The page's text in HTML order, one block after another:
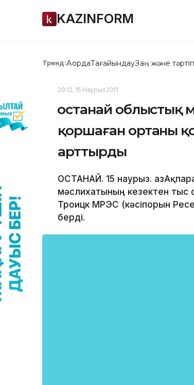
KAZINFORM
Тренд:АқордаТағайындауЗаң және тәртіп
20:12, 15 Наурыз 2011
Қостанай
қоршаған ортаны
арттырды
ҚОСТАНАЙ. 15 наурыз.
мәслихатының кезектен
Троицк МРЭС (кәсіпорын
берді.